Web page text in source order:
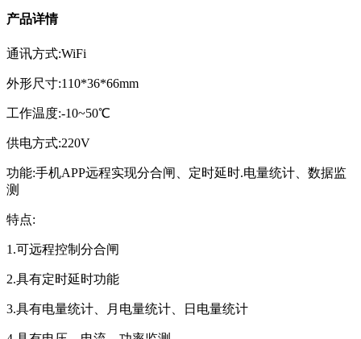
产品详情
通讯方式:WiFi
外形尺寸:110*36*66mm
工作温度:-10~50℃
供电方式:220V
功能:手机APP远程实现分合闸、定时延时.电量统计、数据监
测
特点:
1.可远程控制分合闸
2.具有定时延时功能
3.具有电量统计、月电量统计、日电量统计